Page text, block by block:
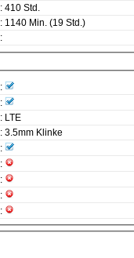
: 410 Std.
: 1140 Min. (19 Std.)
:
:
:
: LTE
: 3.5mm Klinke
:
:
:
:
: